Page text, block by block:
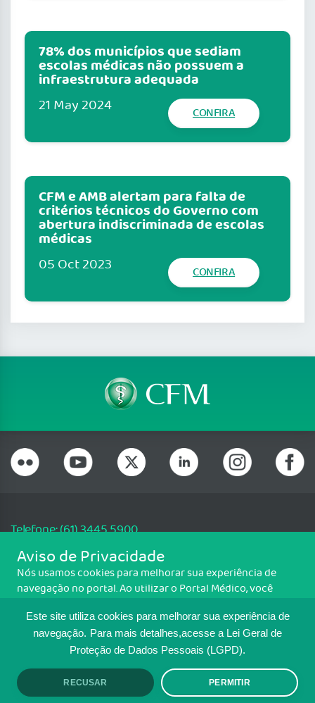
Este site utiliza cookies para melhorar sua experiência de
navegação. Para mais detalhes,acesse a Lei Geral de
Proteção de Dados Pessoais (LGPD).
RECUSAR PERMITIR
78% dos municípios que sediam
escolas médicas não possuem a
infraestrutura adequada
21 May 2024 CONFIRA
CFM e AMB alertam para falta de
critérios técnicos do Governo com
abertura indiscriminada de escolas
médicas
05 Oct 2023 CONFIRA
Telefone: (61) 3445 5900
Email: cfm@portalmedico.org.br
SGAS 616, Conjunto D, Lote 115, L2 Sul, Brasília/DF - CEP: 70200-760 -
CNPJ: 33.583.550/0001-30
MAPA DO SITE
TRANSPARÊNCIA E PRESTAÇÃO DE
CONTAS
Aviso de Privacidade
Nós usamos cookies para melhorar sua experiência de
navegação no portal. Ao utilizar o Portal Médico, você
Para ter mais informações sobre como isso é feito, acesse
Política de cookies. Se você concorda, clique em ACEITO.
ACEITO